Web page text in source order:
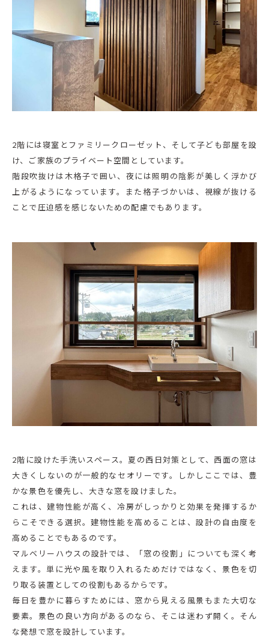
2階には寝室とファミリークローゼット、そして子ども部屋を設
け、ご家族のプライベート空間としています。
階段吹抜けは木格子で囲い、夜には照明の陰影が美しく浮かび
上がるようになっています。また格子づかいは、視線が抜ける
ことで圧迫感を感じないための配慮でもあります。
2階に設けた手洗いスペース。夏の西日対策として、西面の窓は
大きくしないのが一般的なセオリーです。しかしここでは、豊
かな景色を優先し、大きな窓を設けました。
これは、建物性能が高く、冷房がしっかりと効果を発揮するか
らこそできる選択。建物性能を高めることは、設計の自由度を
高めることでもあるのです。
マルベリーハウスの設計では、「窓の役割」についても深く考
えます。単に光や風を取り入れるためだけではなく、景色を切
り取る装置としての役割もあるからです。
毎日を豊かに暮らすためには、窓から見える風景もまた大切な
要素。景色の良い方向があるのなら、そこは迷わず開く。そん
な発想で窓を設計しています。